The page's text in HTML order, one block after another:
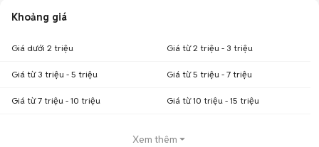
Khoảng giá
Giá dưới 2 triệu Giá từ 2 triệu - 3 triệu
Giá từ 3 triệu - 5 triệu Giá từ 5 triệu - 7 triệu
Giá từ 7 triệu - 10 triệu Giá từ 10 triệu - 15 triệu
Xem thêm